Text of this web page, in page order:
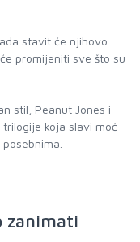
stavit će njihovo
promijeniti sve što su
stil, Peanut Jones i
koja slavi moć
zanimati